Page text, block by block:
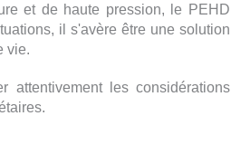
et de haute pression, le PEHD
il s'avère être une solution
vie.
attentivement les considérations